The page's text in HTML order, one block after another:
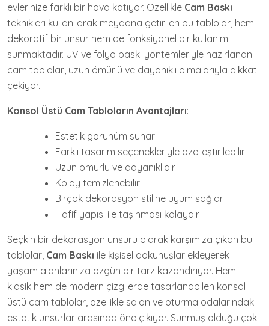
evlerinize farklı bir hava katıyor. Özellikle Cam Baskı
teknikleri kullanılarak meydana getirilen bu tablolar, hem
dekoratif bir unsur hem de fonksiyonel bir kullanım
sunmaktadır. UV ve folyo baskı yöntemleriyle hazırlanan
cam tablolar, uzun ömürlü ve dayanıklı olmalarıyla dikkat
çekiyor.
Konsol Üstü Cam Tabloların Avantajları:
Estetik görünüm sunar
Farklı tasarım seçenekleriyle özelleştirilebilir
Uzun ömürlü ve dayanıklıdır
Kolay temizlenebilir
Birçok dekorasyon stiline uyum sağlar
Hafif yapısı ile taşınması kolaydır
Seçkin bir dekorasyon unsuru olarak karşımıza çıkan bu
tablolar, Cam Baskı ile kişisel dokunuşlar ekleyerek
yaşam alanlarınıza özgün bir tarz kazandırıyor. Hem
klasik hem de modern çizgilerde tasarlanabilen konsol
üstü cam tablolar, özellikle salon ve oturma odalarındaki
estetik unsurlar arasında öne çıkıyor. Sunmuş olduğu çok